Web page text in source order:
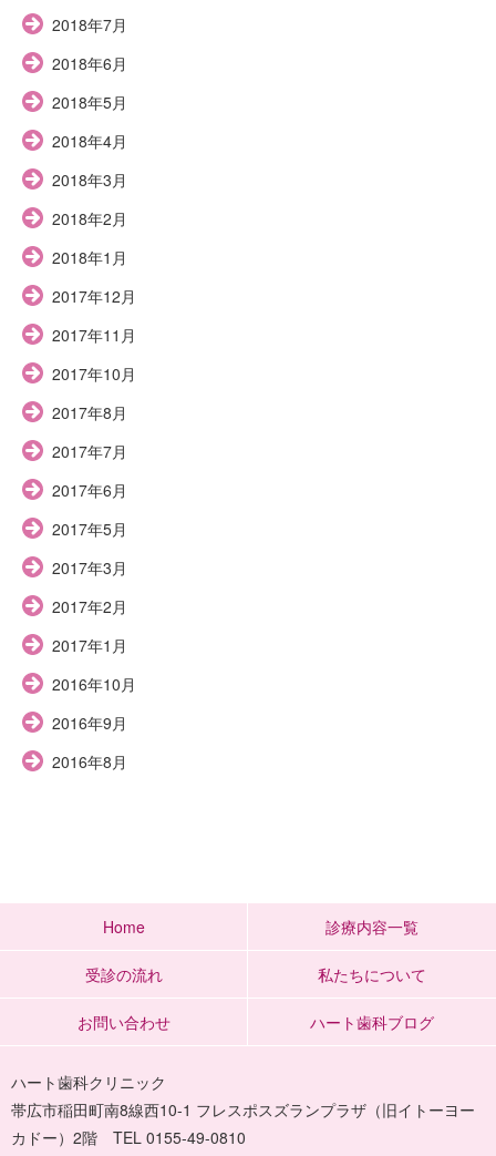
2018年7月
2018年6月
2018年5月
2018年4月
2018年3月
2018年2月
2018年1月
2017年12月
2017年11月
2017年10月
2017年8月
2017年7月
2017年6月
2017年5月
2017年3月
2017年2月
2017年1月
2016年10月
2016年9月
2016年8月
Home 診療内容一覧
受診の流れ 私たちについて
お問い合わせ ハート歯科ブログ
ハート歯科クリニック
帯広市稲田町南8線西10-1 フレスポスズランプラザ（旧イトーヨー
カドー）2階 TEL 0155-49-0810